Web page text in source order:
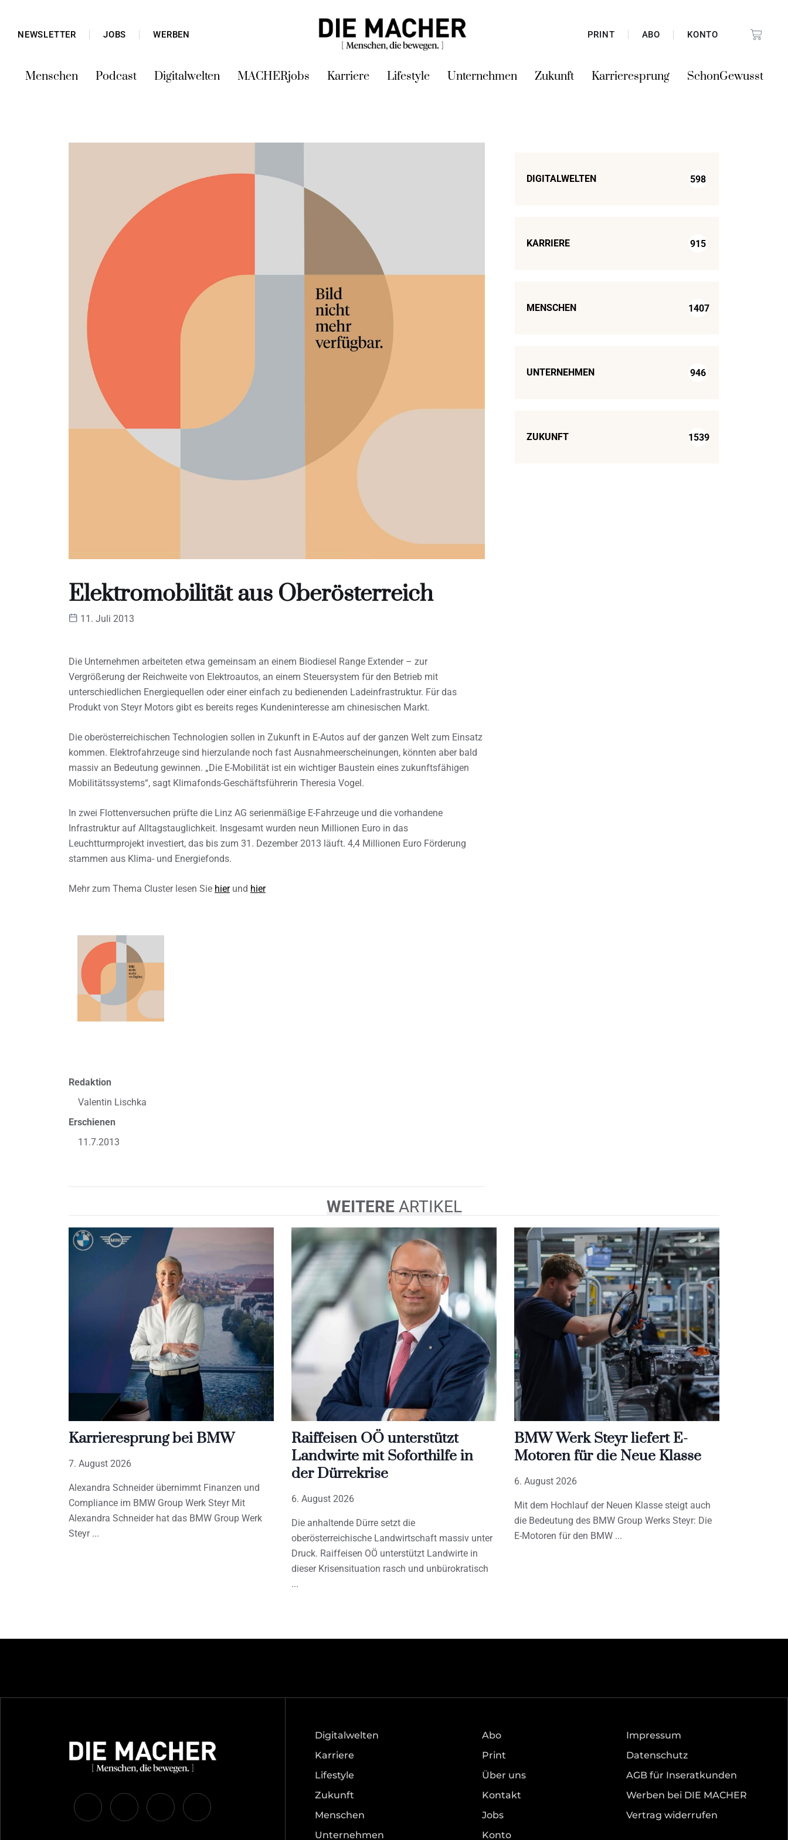
NEWSLETTER JOBS WERBEN PRINT ABO KONTO
Menschen Podcast Digitalwelten MACHERjobs Karriere Lifestyle Unternehmen Zukunft Karrieresprung SchonGewusst
Elektromobilität aus Oberösterreich
11. Juli 2013
Die Unternehmen arbeiteten etwa gemeinsam an einem Biodiesel Range Extender – zur
Vergrößerung der Reichweite von Elektroautos, an einem Steuersystem für den Betrieb mit
unterschiedlichen Energiequellen oder einer einfach zu bedienenden Ladeinfrastruktur. Für das
Produkt von Steyr Motors gibt es bereits reges Kundeninteresse am chinesischen Markt.
Die oberösterreichischen Technologien sollen in Zukunft in E-Autos auf der ganzen Welt zum Einsatz
kommen. Elektrofahrzeuge sind hierzulande noch fast Ausnahmeerscheinungen, könnten aber bald
massiv an Bedeutung gewinnen. „Die E-Mobilität ist ein wichtiger Baustein eines zukunftsfähigen
Mobilitätssystems“, sagt Klimafonds-Geschäftsführerin Theresia Vogel.
In zwei Flottenversuchen prüfte die Linz AG serienmäßige E-Fahrzeuge und die vorhandene
Infrastruktur auf Alltagstauglichkeit. Insgesamt wurden neun Millionen Euro in das
Leuchtturmprojekt investiert, das bis zum 31. Dezember 2013 läuft. 4,4 Millionen Euro Förderung
stammen aus Klima- und Energiefonds.
Mehr zum Thema Cluster lesen Sie hierund hier
Redaktion
Valentin Lischka
Erschienen
11.7.2013
DIGITALWELTEN 598
KARRIERE 915
MENSCHEN 1407
UNTERNEHMEN 946
ZUKUNFT 1539
WEITEREARTIKEL
Karrieresprung bei BMW
7. August 2026
Alexandra Schneider übernimmt Finanzen und
Compliance im BMW Group Werk Steyr Mit
Alexandra Schneider hat das BMW Group Werk
Steyr
Raiffeisen OÖ unterstützt
Landwirte mit Soforthilfe in
der Dürrekrise
6. August 2026
Die anhaltende Dürre setzt die
oberösterreichische Landwirtschaft massiv unter
Druck. Raiffeisen OÖ unterstützt Landwirte in
dieser Krisensituation rasch und unbürokratisch
BMW Werk Steyr liefert E-
Motoren für die Neue Klasse
6. August 2026
Mit dem Hochlauf der Neuen Klasse steigt auch
die Bedeutung des BMW Group Werks Steyr: Die
E-Motoren für den BMW
Digitalwelten
Karriere
Lifestyle
Zukunft
Menschen
Unternehmen
Abo
Print
Über uns
Kontakt
Jobs
Konto
Impressum
Datenschutz
AGB für Inseratkunden
Werben bei DIE MACHER
Vertrag widerrufen